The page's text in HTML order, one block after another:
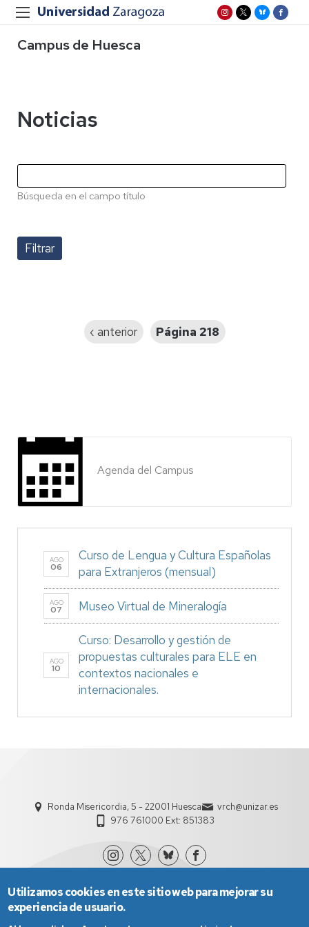
Campus de Huesca
Noticias
Búsqueda en el campo título
Página
‹ anterior Página 218
Agenda del Campus
AGO
06
Curso de Lengua y Cultura Españolas
para Extranjeros (mensual)
AGO
07 Museo Virtual de Mineralogía
AGO
10
Curso: Desarrollo y gestión de
propuestas culturales para ELE en
contextos nacionales e
internacionales.
Ronda Misericordia, 5 - 22001 Huesca
vrch@unizar.es
976 761000 Ext: 851383
Utilizamos cookies en este sitio web para mejorar su
experiencia de usuario.